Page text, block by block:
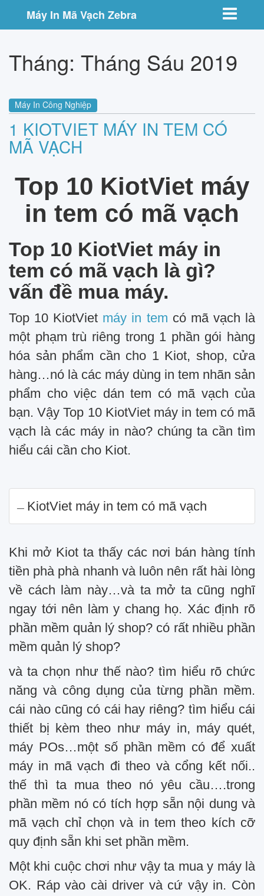
Toggle
Máy In Mã Vạch Zebra
Tháng: Tháng Sáu 2019
Máy In Công Nghiệp
1 KIOTVIET MÁY IN TEM CÓ
MÃ VẠCH
Top 10 KiotViet máy
in tem có mã vạch
Top 10 KiotViet máy in
tem có mã vạch là gì?
vấn đề mua máy.
Top 10 KiotViet máy in tem có mã vạch là
một phạm trù riêng trong 1 phần gói hàng
hóa sản phẩm cần cho 1 Kiot, shop, cửa
hàng…nó là các máy dùng in tem nhãn sản
phẩm cho việc dán tem có mã vạch của
bạn. Vậy Top 10 KiotViet máy in tem có mã
vạch là các máy in nào? chúng ta cần tìm
hiểu cái cần cho Kiot.
KiotViet máy in tem có mã vạch
Khi mở Kiot ta thấy các nơi bán hàng tính
tiền phà phà nhanh và luôn nên rất hài lòng
về cách làm này…và ta mở ta cũng nghĩ
ngay tới nên làm y chang họ. Xác định rõ
phần mềm quản lý shop? có rất nhiều phần
mềm quản lý shop?
và ta chọn như thế nào? tìm hiểu rõ chức
năng và công dụng của từng phần mềm.
cái nào cũng có cái hay riêng? tìm hiểu cái
thiết bị kèm theo như máy in, máy quét,
máy POs…một số phần mềm có để xuất
máy in mã vạch đi theo và cổng kết nối..
thế thì ta mua theo nó yêu cầu….trong
phần mềm nó có tích hợp sẵn nội dung và
mã vạch chỉ chọn và in tem theo kích cỡ
quy định sẵn khi set phần mềm.
Một khi cuộc chơi như vậy ta mua y máy là
OK. Ráp vào cài driver và cứ vậy in. Còn